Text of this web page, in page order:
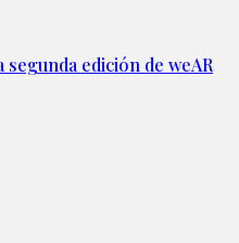
edición de weAR